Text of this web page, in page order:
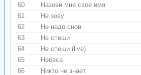
60
Назови мне свое имя
61
Не зову
62
Не надо снов
63
Не спеши
64
Не спеши (live)
65
Небеса
66
Никто не знает